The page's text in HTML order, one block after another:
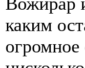
каким